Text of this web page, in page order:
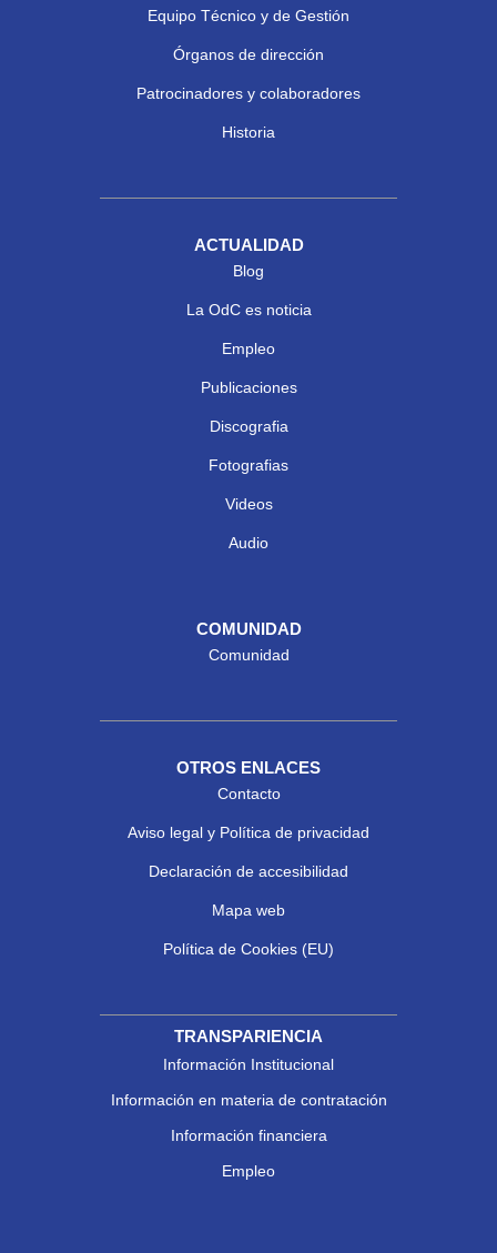
Equipo Técnico y de Gestión
Órganos de dirección
Patrocinadores y colaboradores
Historia
ACTUALIDAD
Blog
La OdC es noticia
Empleo
Publicaciones
Discografia
Fotografias
Videos
Audio
COMUNIDAD
Comunidad
OTROS ENLACES
Contacto
Aviso legal y Política de privacidad
Declaración de accesibilidad
Mapa web
Política de Cookies (EU)
TRANSPARIENCIA
Información Institucional
Información en materia de contratación
Información financiera
Empleo